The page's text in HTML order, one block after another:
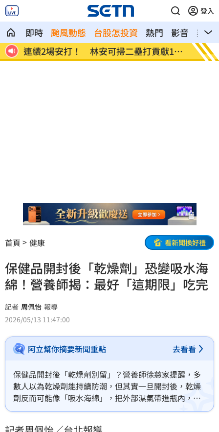
登入
即時 颱風動態 台股怎投資 熱門 影音
熱搜
連續2場安打！ 林安可掃二壘打貢獻1打
點
歐洲
首頁 健康 看新聞換好禮
保健品開封後「乾燥劑」恐變吸水海
綿！營養師揭：最好「這期限」吃完
記者 周佩怡 報導
2026/05/13 11:47:00
阿立幫你摘要新聞重點 去看看
保健品開封後「乾燥劑別留」？營養師徐慈家提醒，多
數人以為乾燥劑能持續防潮，但其實一旦開封後，乾燥
劑反而可能像「吸水海綿」，把外部濕氣帶進瓶內，讓
保健品受潮、變色、結塊甚至影響品質。